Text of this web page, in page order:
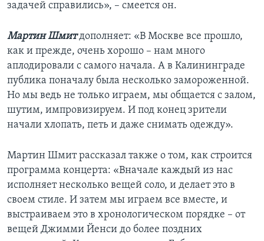
задачей справились», – смеется он.
Мартин Шмитдополняет: «В Москве все прошло,
как и прежде, очень хорошо – нам много
аплодировали с самого начала. А в Калининграде
публика поначалу была несколько замороженной.
Но мы ведь не только играем, мы общается с залом,
шутим, импровизируем. И под конец зрители
начали хлопать, петь и даже снимать одежду».
Мартин Шмит рассказал также о том, как строится
программа концерта: «Вначале каждый из нас
исполняет несколько вещей соло, и делает это в
своем стиле. И затем мы играем все вместе, и
выстраиваем это в хронологическом порядке – от
вещей Джимми Йенси до более поздних